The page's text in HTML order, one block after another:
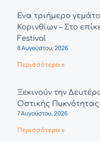
Ένα τριήμερο
Κορινθίων – Στο
Festival
8 Αυγούστου, 2026
Περισσότερα »
Ξεκινούν την
Οστικής Πυκνότητας
7 Αυγούστου, 2026
Περισσότερα »